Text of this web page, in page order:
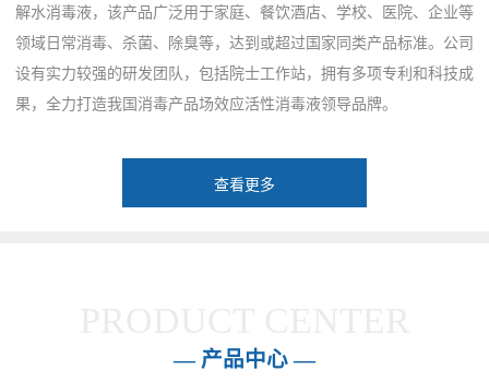
解水消毒液，该产品广泛用于家庭、餐饮酒店、学校、医院、企业等
领域日常消毒、杀菌、除臭等，达到或超过国家同类产品标准。公司
设有实力较强的研发团队，包括院士工作站，拥有多项专利和科技成
果，全力打造我国消毒产品场效应活性消毒液领导品牌。
查看更多
— 产品中心 —